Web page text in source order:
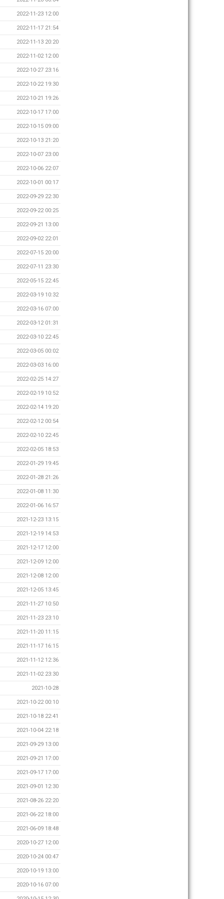
2022-11-23 12:00
2022-11-17 21:54
2022-11-13 20:20
2022-11-02 12:00
2022-10-27 23:16
2022-10-22 19:30
2022-10-21 19:26
2022-10-17 17:00
2022-10-15 09:00
2022-10-13 21:20
2022-10-07 23:00
2022-10-06 22:07
2022-10-01 00:17
2022-09-29 22:30
2022-09-22 00:25
2022-09-21 13:00
2022-09-02 22:01
2022-07-15 20:00
2022-07-11 23:30
2022-05-15 22:45
2022-03-19 10:32
2022-03-16 07:00
2022-03-12 01:31
2022-03-10 22:45
2022-03-05 00:02
2022-03-03 16:00
2022-02-25 14:27
2022-02-19 10:52
2022-02-14 19:20
2022-02-12 00:54
2022-02-10 22:45
2022-02-05 18:53
2022-01-29 19:45
2022-01-28 21:26
2022-01-08 11:30
2022-01-06 16:57
2021-12-23 13:15
2021-12-19 14:53
2021-12-17 12:00
2021-12-09 12:00
2021-12-08 12:00
2021-12-05 13:45
2021-11-27 10:50
2021-11-23 23:10
2021-11-20 11:15
2021-11-17 16:15
2021-11-12 12:36
2021-11-02 23:30
2021-10-28
2021-10-22 00:10
2021-10-18 22:41
2021-10-04 22:18
2021-09-29 13:00
2021-09-21 17:00
2021-09-17 17:00
2021-09-01 12:30
2021-08-26 22:20
2021-06-22 18:00
2021-06-09 18:48
2020-10-27 12:00
2020-10-24 00:47
2020-10-19 13:00
2020-10-16 07:00